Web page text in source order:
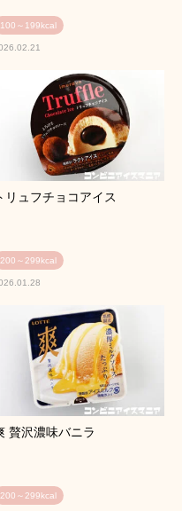
100～199kcal
リュフチョコアイス
200～299kcal
贅沢濃味バニラ
200～299kcal